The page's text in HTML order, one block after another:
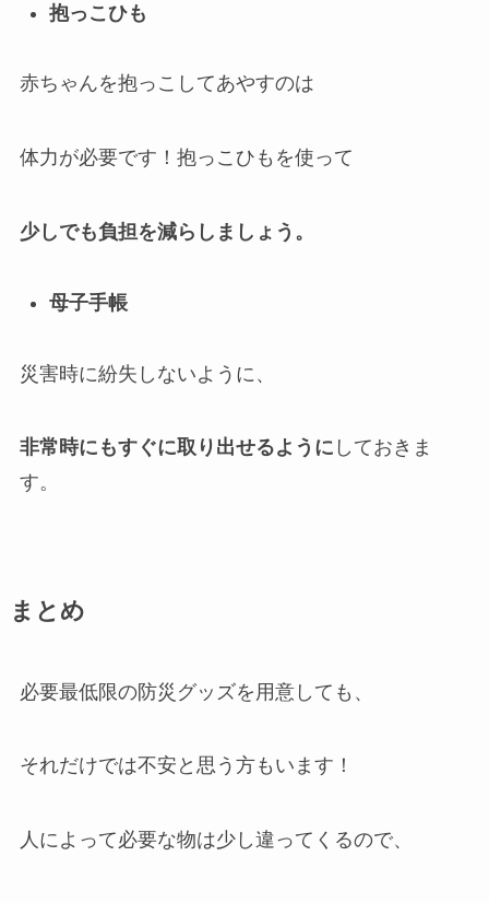
抱っこひも
赤ちゃんを抱っこしてあやすのは
体力が必要です！抱っこひもを使って
少しでも負担を減らしましょう。
母子手帳
災害時に紛失しないように、
非常時にもすぐに取り出せるように しておきま
す。
まとめ
必要最低限の防災グッズを用意しても、
それだけでは不安と思う方もいます！
人によって必要な物は少し違ってくるので、